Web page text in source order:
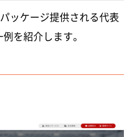
ッケージ提供される代表
を紹介します。